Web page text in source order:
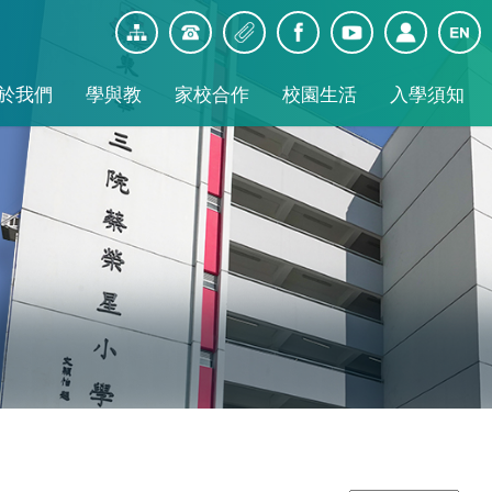
我們 學與教 家校合作 校園生活 入學須知